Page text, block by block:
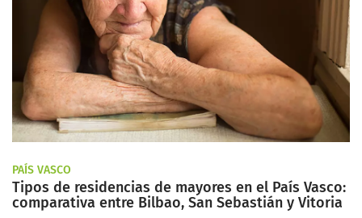
PAÍS VASCO
Tipos de residencias de mayores en el País Vasco:
comparativa entre Bilbao, San Sebastián y Vitoria